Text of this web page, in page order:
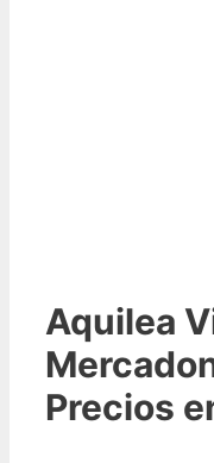
Aquilea
Precios